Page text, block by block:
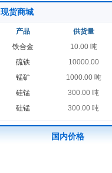
现货商城
产品
供货量
铁合金
10.00 吨
硫铁
10000.00
锰矿
1000.00 吨
硅锰
300.00 吨
硅锰
300.00 吨
国内价格